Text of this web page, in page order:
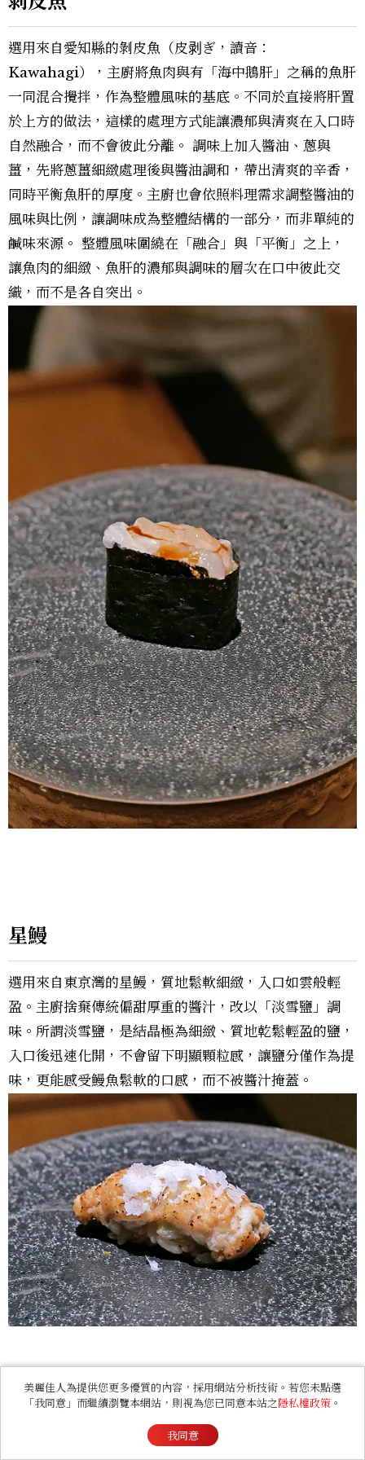
選用來自愛知縣的剝皮魚（皮剥ぎ，讀音：
Kawahagi），主廚將魚肉與有「海中鵝肝」之稱的魚肝
一同混合攪拌，作為整體風味的基底。不同於直接將肝置
於上方的做法，這樣的處理方式能讓濃郁與清爽在入口時
自然融合，而不會彼此分離。 調味上加入醬油、蔥與
薑，先將蔥薑細緻處理後與醬油調和，帶出清爽的辛香，
同時平衡魚肝的厚度。主廚也會依照料理需求調整醬油的
風味與比例，讓調味成為整體結構的一部分，而非單純的
鹹味來源。 整體風味圍繞在「融合」與「平衡」之上，
讓魚肉的細緻、魚肝的濃郁與調味的層次在口中彼此交
織，而不是各自突出。
星鰻
選用來自東京灣的星鰻，質地鬆軟細緻，入口如雲般輕
盈。主廚捨棄傳統偏甜厚重的醬汁，改以「淡雪鹽」調
味。所謂淡雪鹽，是結晶極為細緻、質地乾鬆輕盈的鹽，
入口後迅速化開，不會留下明顯顆粒感，讓鹽分僅作為提
味，更能感受鰻魚鬆軟的口感，而不被醬汁掩蓋。
美麗佳人為提供您更多優質的內容，採用網站分析技術。若您未點選
「我同意」而繼續瀏覽本網站，則視為您已同意本站之隱私權政策 。
我同意